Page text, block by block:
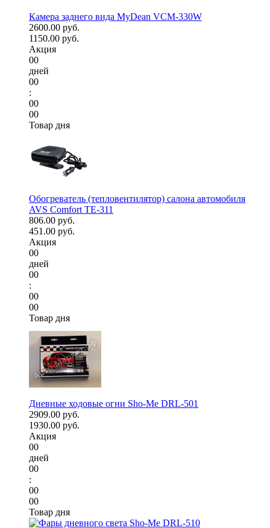
Камера заднего вида MyDean VCM-330W
2600.00 руб.
1150.00 руб.
Акция
00
дней
00
:
00
00
Товар дня
Обогреватель (тепловентилятор) салона автомобиля
AVS Comfort TE-311
806.00 руб.
451.00 руб.
Акция
00
дней
00
:
00
00
Товар дня
Дневные ходовые огни Sho-Me DRL-501
2909.00 руб.
1930.00 руб.
Акция
00
дней
00
:
00
00
Товар дня